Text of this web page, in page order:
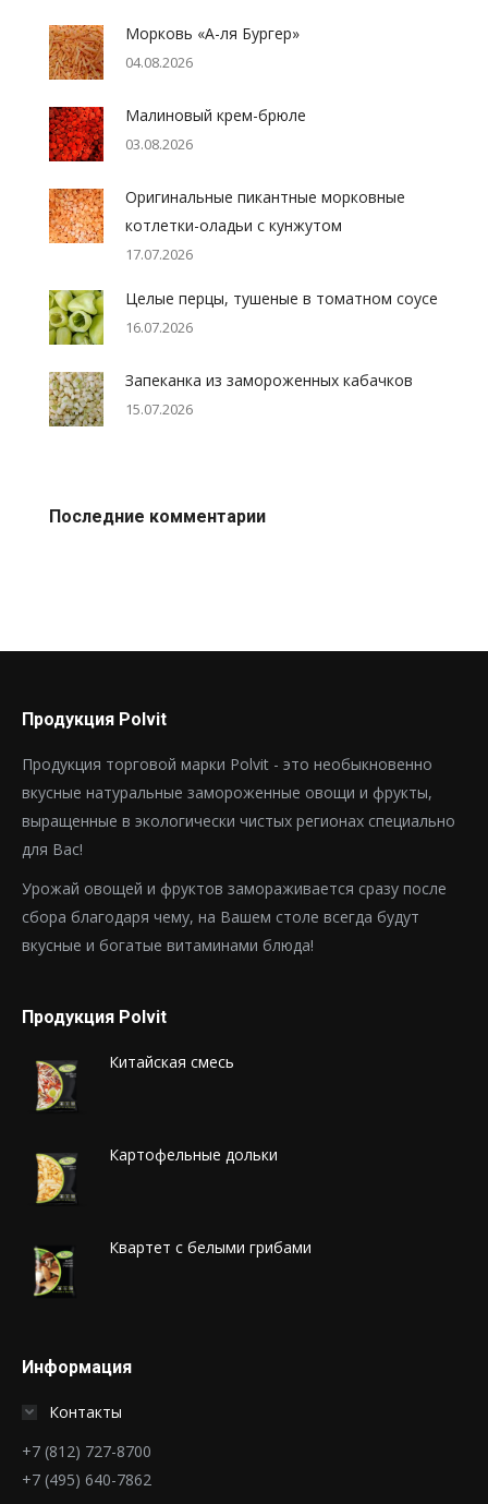
Морковь «А-ля Бургер»
04.08.2026
Малиновый крем-брюле
03.08.2026
Оригинальные пикантные морковные
котлетки-оладьи с кунжутом
17.07.2026
Целые перцы, тушеные в томатном соусе
16.07.2026
Запеканка из замороженных кабачков
15.07.2026
Последние комментарии
Продукция Polvit
Продукция торговой марки Polvit - это необыкновенно
вкусные натуральные замороженные овощи и фрукты,
выращенные в экологически чистых регионах специально
для Вас!
Урожай овощей и фруктов замораживается сразу после
сбора благодаря чему, на Вашем столе всегда будут
вкусные и богатые витаминами блюда!
Продукция Polvit
Китайская смесь
Картофельные дольки
Квартет с белыми грибами
Информация
Контакты
+7 (812) 727-8700
+7 (495) 640-7862